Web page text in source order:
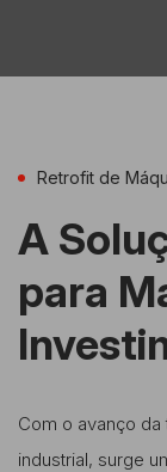
Retrofit de
A
para
Com o avanço
industrial, surge